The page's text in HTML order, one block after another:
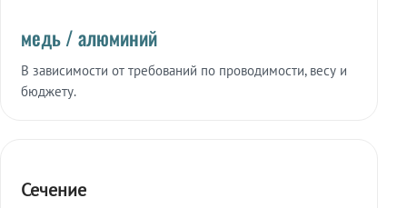
медь / алюминий
В зависимости от требований по проводимости, весу и
бюджету.
Сечение